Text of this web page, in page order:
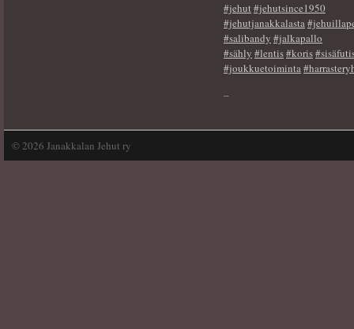
#jehut#jehutsince1950
#jehutjanakkalasta
#salibandy #jalkapallo
#sähly #lentis#koris
#joukkuetoiminta
© 2026 Janakkalan Jehut ry